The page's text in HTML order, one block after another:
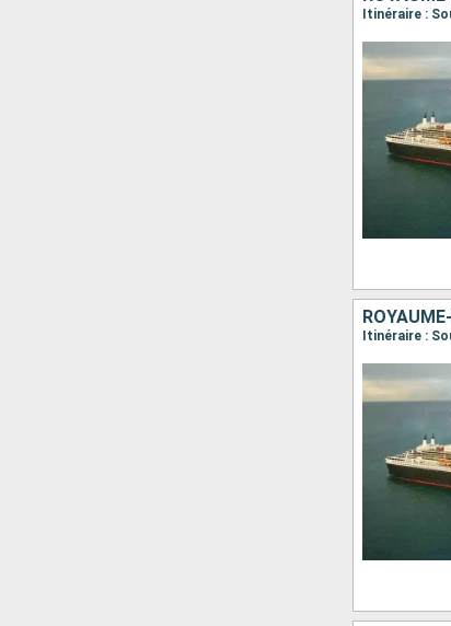
Itinéraire :
Itinéraire :